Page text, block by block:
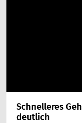
Schnelleres
deutlich